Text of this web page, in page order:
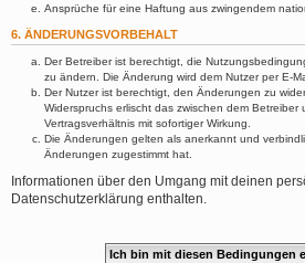
Ansprüche für eine Haftung aus zwingendem
6. ÄNDERUNGSVORBEHALT
Der Betreiber ist berechtigt, die
zu ändern. Die Änderung wird dem Nutzer per E-
Der Nutzer ist berechtigt, den Änderungen zu
Widerspruchs erlischt das zwischen dem
Vertragsverhältnis mit sofortiger Wirkung.
Die Änderungen gelten als anerkannt und
Änderungen zugestimmt hat.
Informationen über den Umgang mit deinen
Datenschutzerklärung enthalten.